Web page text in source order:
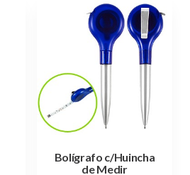
Bolígrafo c/Huincha
de Medir